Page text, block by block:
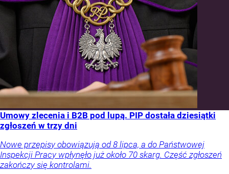
Umowy zlecenia i B2B pod lupą. PIP dostała dziesiątki
zgłoszeń w trzy dni
Nowe przepisy obowiązują od 8 lipca, a do Państwowej
Inspekcji Pracy wpłynęło już około 70 skarg. Część zgłoszeń
zakończy się kontrolami.